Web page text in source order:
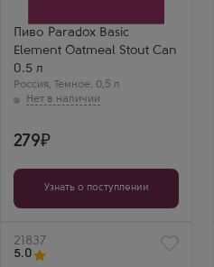
Пиво Paradox Basic
Element Oatmeal Stout Can
0.5 л
Россия, Темное, 0,5 л
279
Узнать о поступлении
Артикул
21837
5.0